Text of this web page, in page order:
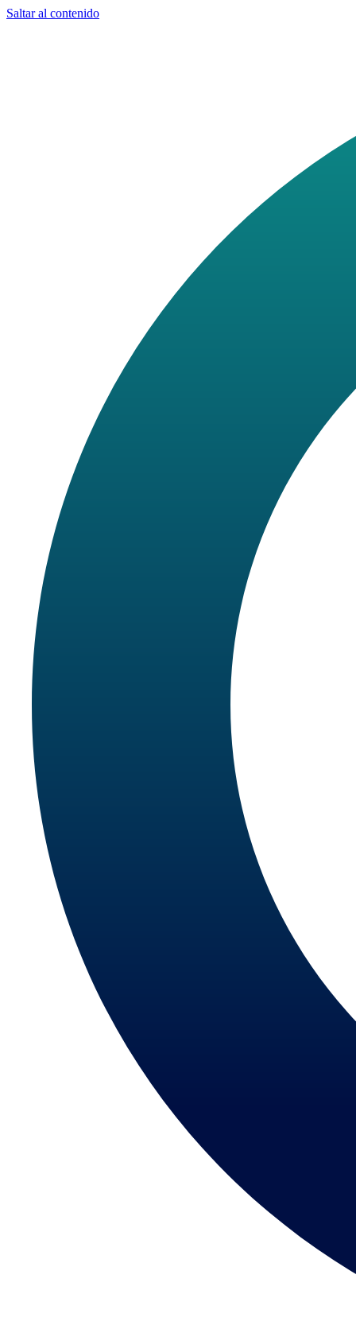
Saltar al contenido